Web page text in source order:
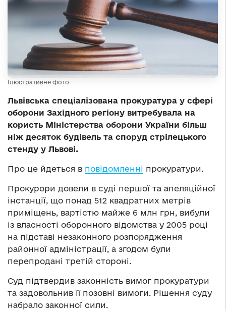
Ілюстративне фото
Львівська спеціалізована прокуратура у сфері
оборони Західного регіону витребувала на
користь Міністерства оборони України більш
ніж десяток будівель та споруд стрілецького
стенду у Львові.
Про це йдеться в повідомленні прокуратури.
Прокурори довели в суді першої та апеляційної
інстанції, що понад 512 квадратних метрів
приміщень, вартістю майже 6 млн грн, вибули
із власності оборонного відомства у 2005 році
на підставі незаконного розпорядження
районної адміністрації, а згодом були
перепродані третій стороні.
Суд підтвердив законність вимог прокуратури
та задовольнив її позовні вимоги. Рішення суду
набрало законної сили.